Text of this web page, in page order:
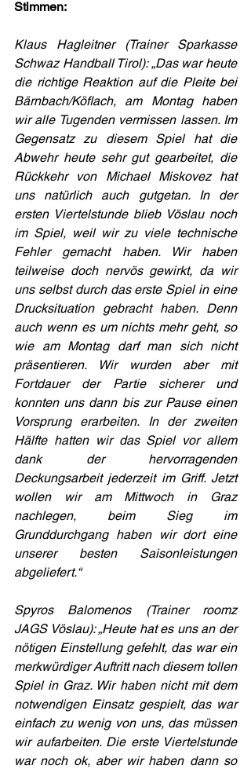
Stimmen:
Klaus Hagleitner (Trainer Sparkasse
Schwaz Handball Tirol): „Das war heute
die richtige Reaktion auf die Pleite bei
Bärnbach/Köflach, am Montag haben
wir alle Tugenden vermissen lassen. Im
Gegensatz zu diesem Spiel hat die
Abwehr heute sehr gut gearbeitet, die
Rückkehr von Michael Miskovez hat
uns natürlich auch gutgetan. In der
ersten Viertelstunde blieb Vöslau noch
im Spiel, weil wir zu viele technische
Fehler gemacht haben. Wir haben
teilweise doch nervös gewirkt, da wir
uns selbst durch das erste Spiel in eine
Drucksituation gebracht haben. Denn
auch wenn es um nichts mehr geht, so
wie am Montag darf man sich nicht
präsentieren. Wir wurden aber mit
Fortdauer der Partie sicherer und
konnten uns dann bis zur Pause einen
Vorsprung erarbeiten. In der zweiten
Hälfte hatten wir das Spiel vor allem
dank der hervorragenden
Deckungsarbeit jederzeit im Griff. Jetzt
wollen wir am Mittwoch in Graz
nachlegen, beim Sieg im
Grunddurchgang haben wir dort eine
unserer besten Saisonleistungen
abgeliefert.“
Spyros Balomenos (Trainer roomz
JAGS Vöslau): „Heute hat es uns an der
nötigen Einstellung gefehlt, das war ein
merkwürdiger Auftritt nach diesem tollen
Spiel in Graz. Wir haben nicht mit dem
notwendigen Einsatz gespielt, das war
einfach zu wenig von uns, das müssen
wir aufarbeiten. Die erste Viertelstunde
war noch ok, aber wir haben dann so